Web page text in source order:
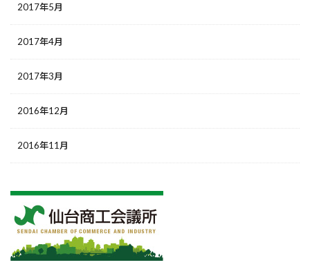
2017年5月
2017年4月
2017年3月
2016年12月
2016年11月